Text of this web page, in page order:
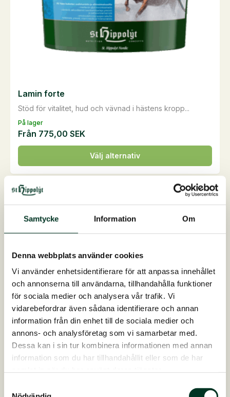
Samtycke Information Om
Denna webbplats använder cookies
Vi använder enhetsidentifierare för att anpassa innehållet
och annonserna till användarna, tillhandahålla funktioner
för sociala medier och analysera vår trafik. Vi
vidarebefordrar även sådana identifierare och annan
information från din enhet till de sociala medier och
annons- och analysföretag som vi samarbetar med.
Dessa kan i sin tur kombinera informationen med annan
information som du har tillhandahållit eller som de har
produktsidan
På lager
Stöd för vitalitet, hud och vävnad i hästens kropp...
Lamin forte
Från 775,00 SEK
Välj alternativ
Den
här
produkten
har
flera
varianter.
alternativen
kan
väljas
på
produktsidan
CuraBiom, 1.400 g